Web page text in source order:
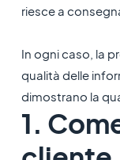
riesce a
In ogni caso, la
qualità delle
dimostrano la
1.